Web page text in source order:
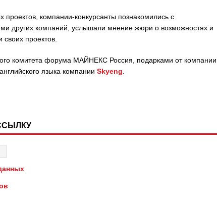
проектов, компании-конкурсанты познакомились с
других компаний, услышали мнение жюри о возможностях и
проектов.
комитета форума МАЙНЕКС Россия, подарками от компании
языка компании Skyeng